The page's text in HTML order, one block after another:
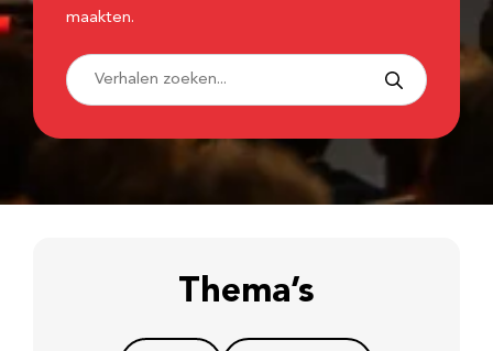
maakten.
Thema’s